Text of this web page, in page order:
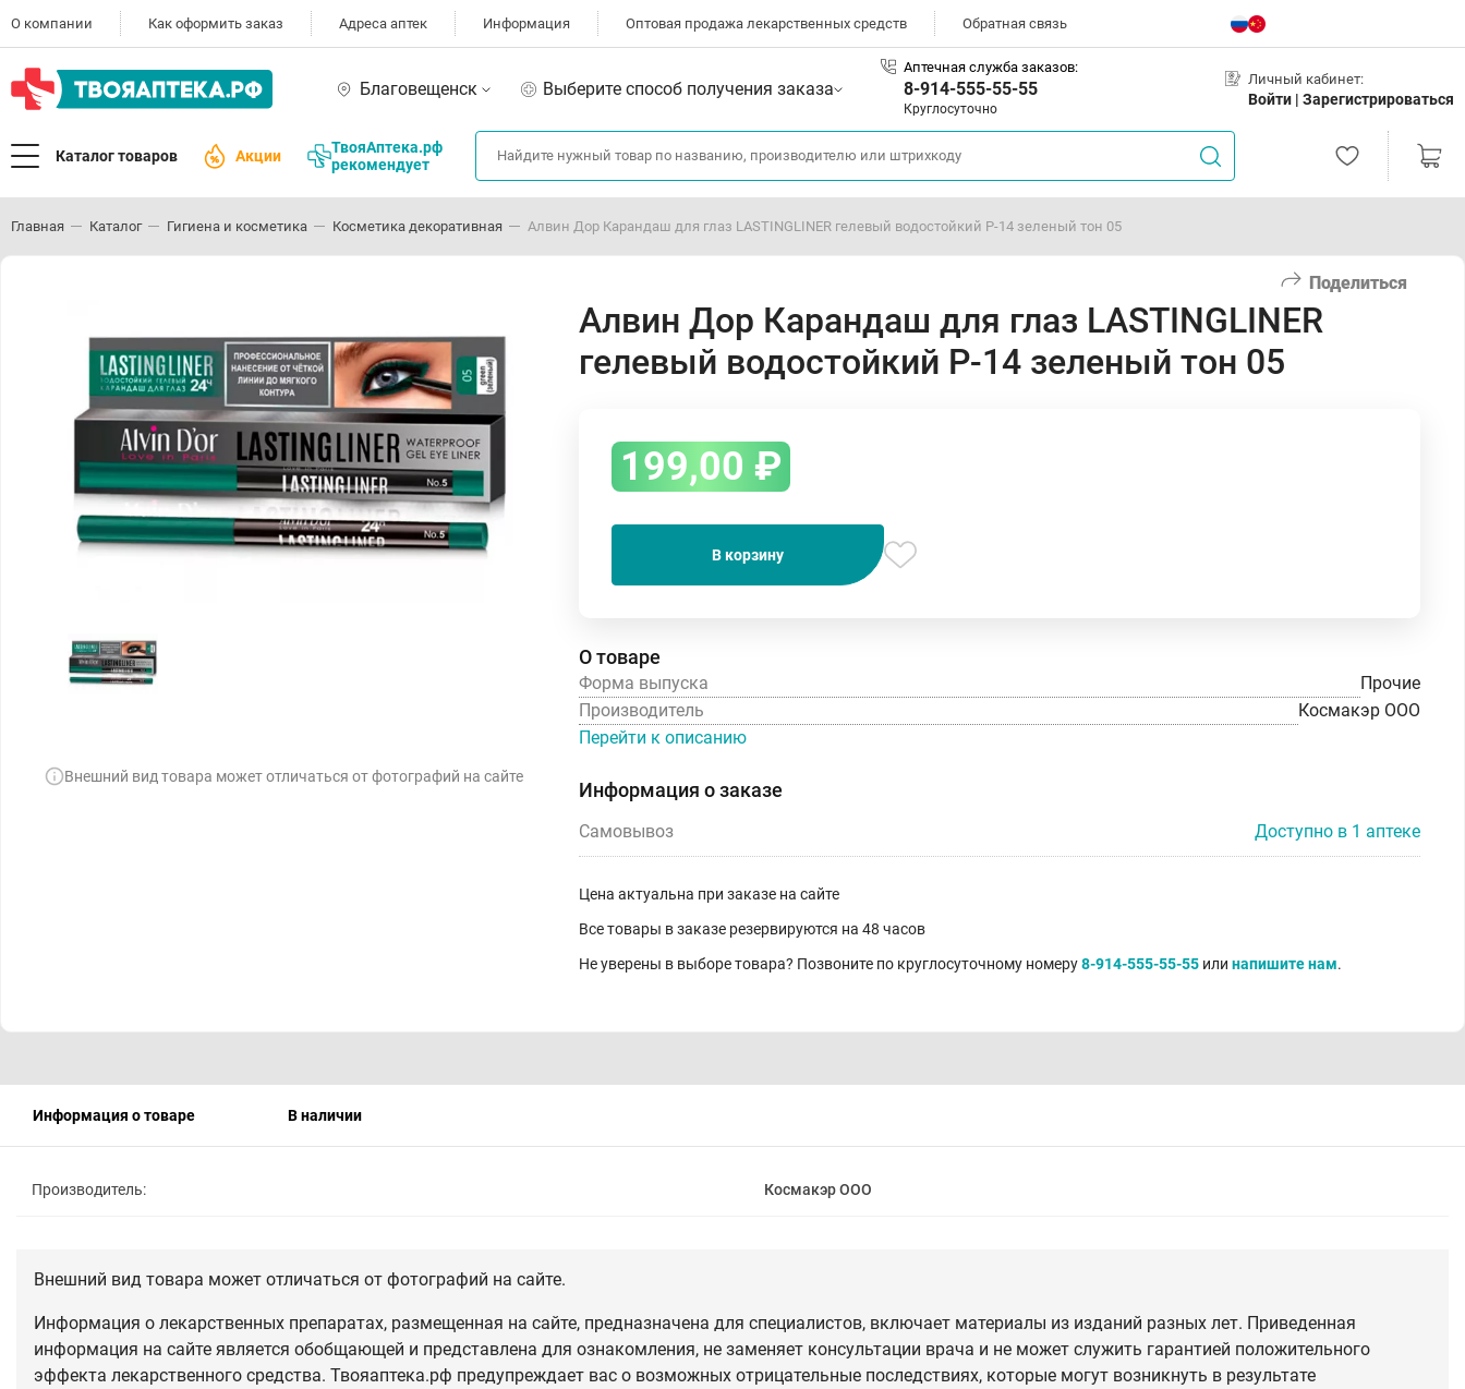
О компании Как оформить заказ Адреса аптек Информация Оптовая продажа лекарственных средств Обратная связь
Благовещенск Выберите способ получения заказа
Аптечная служба заказов:
8-914-555-55-55
Круглосуточно
Личный кабинет:
Войти | Зарегистрироваться
Каталог товаров Акции
ТвояАптека.рф
рекомендует
Главная Каталог Гигиена и косметика Косметика декоративная Алвин Дор Карандаш для глаз LASTINGLINER гелевый водостойкий P-14 зеленый тон 05
Поделиться
Внешний вид товара может отличаться от фотографий на сайте
Алвин Дор Карандаш для глаз LASTINGLINER
гелевый водостойкий P-14 зеленый тон 05
199,00 ₽
В корзину
О товаре
Форма выпуска
Прочие
Производитель
Космакэр ООО
Перейти к описанию
Информация о заказе
Самовывоз Доступно в 1 аптеке
Цена актуальна при заказе на сайте
Все товары в заказе резервируются на 48 часов
Не уверены в выборе товара? Позвоните по круглосуточному номеру8-914-555-55-55 или напишите нам.
Информация о товаре В наличии
Производитель: Космакэр ООО
Внешний вид товара может отличаться от фотографий на сайте.
Информация о лекарственных препаратах, размещенная на сайте, предназначена для специалистов, включает материалы из изданий разных лет. Приведенная
информация на сайте является обобщающей и представлена для ознакомления, не заменяет консультации врача и не может служить гарантией положительного
эффекта лекарственного средства. Твояаптека.рф предупреждает вас о возможных отрицательные последствиях, которые могут возникнуть в результате